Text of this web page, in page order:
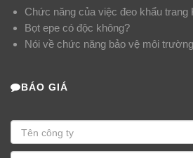
Chức năng của việc đeo khẩu trang
Bọt epe có độc không?
Nói về chức năng bảo vệ môi
BÁO GIÁ